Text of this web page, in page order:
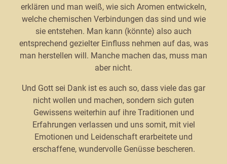
erklären und man weiß, wie sich Aromen entwickeln,
welche chemischen Verbindungen das sind und wie
sie entstehen. Man kann (könnte) also auch
entsprechend gezielter Einfluss nehmen auf das, was
man herstellen will. Manche machen das, muss man
aber nicht.
Und Gott sei Dank ist es auch so, dass viele das gar
nicht wollen und machen, sondern sich guten
Gewissens weiterhin auf ihre Traditionen und
Erfahrungen verlassen und uns somit, mit viel
Emotionen und Leidenschaft erarbeitete und
erschaffene, wundervolle Genüsse bescheren.